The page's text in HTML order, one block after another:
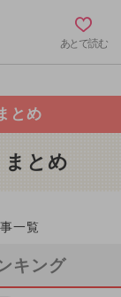
あとで読む
とめ
まとめ
一覧
キング